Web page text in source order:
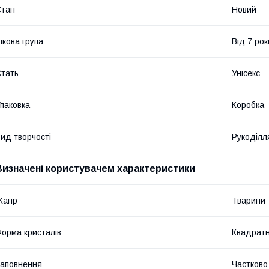
Новий
група Від 7
Унісекс
Коробка
творчості
користувачем характеристики
Тварини
кристалів
Частково